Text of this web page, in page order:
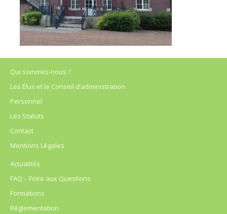
Qui sommes-nous ?
Les Élus et le Conseil d’administration
Personnel
Les Statuts
Contact
Mentions Légales
Actualités
FAQ – Foire aux Questions
Formations
Règlementation